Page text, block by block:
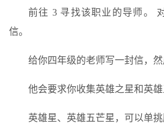
前往 3 寻找该职业的导师。
信。
给你四年级的老师写一封信，
他会要求你收集英雄之星和英雄
英雄星、英雄五芒星，可以单挑